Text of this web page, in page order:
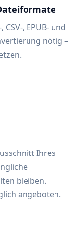
CSV-, EPUB- und
nötig –
Ihres
bleiben.
angeboten.